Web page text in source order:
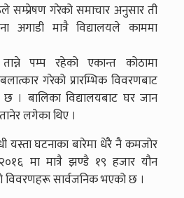
सम्प्रेषण गरेको समाचार अनुसार ती
अगाडी मात्रै विद्यालयले काममा
तान्ने पम्प रहेको एकान्त कोठामा
गरेको प्रारम्भिक विवरणबाट
छ । बालिका विद्यालयबाट घर जान
लगेका थिए ।
यस्ता घटनाका बारेमा धेरै नै कमजोर
मा मात्रै झण्डै १९ हजार यौन
विवरणहरू सार्वजनिक भएको छ ।